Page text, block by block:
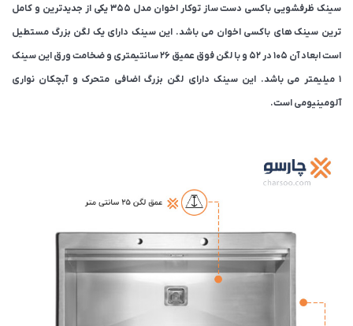
سینک ظرفشویی باکسی دست ساز توکار اخوان مدل 355 یکی از جدیدترین و کامل
ترین سینک های باکسی اخوان می باشد. این سینک دارای یک لگن بزرگ مستطیل
است ابعاد آن 105 در 52 و با لگن فوق عمیق 26 سانتیمتری و ضخامت ورق این سینک
1 میلیمتر می باشد. این سینک دارای لگن بزرگ اضافی متحرک و آبچکان نواری
آلومینیومی است.